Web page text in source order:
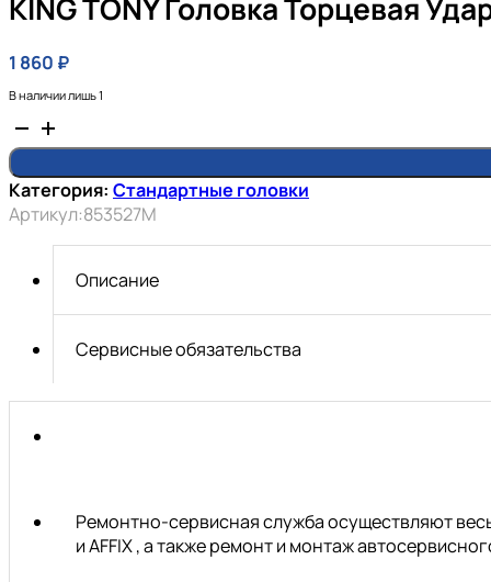
KING TONY Головка Торцевая
1 860 ₽
В наличии лишь 1
Количество
товара
KING
TONY
Головка
торцевая
ударная
шестигранная
Категория: Стандартные головки
Артикул:853527M
Описание
Сервисные обязательства
Ремонтно-сервисная служба осуществляют
и AFFIX , а также ремонт и монтаж